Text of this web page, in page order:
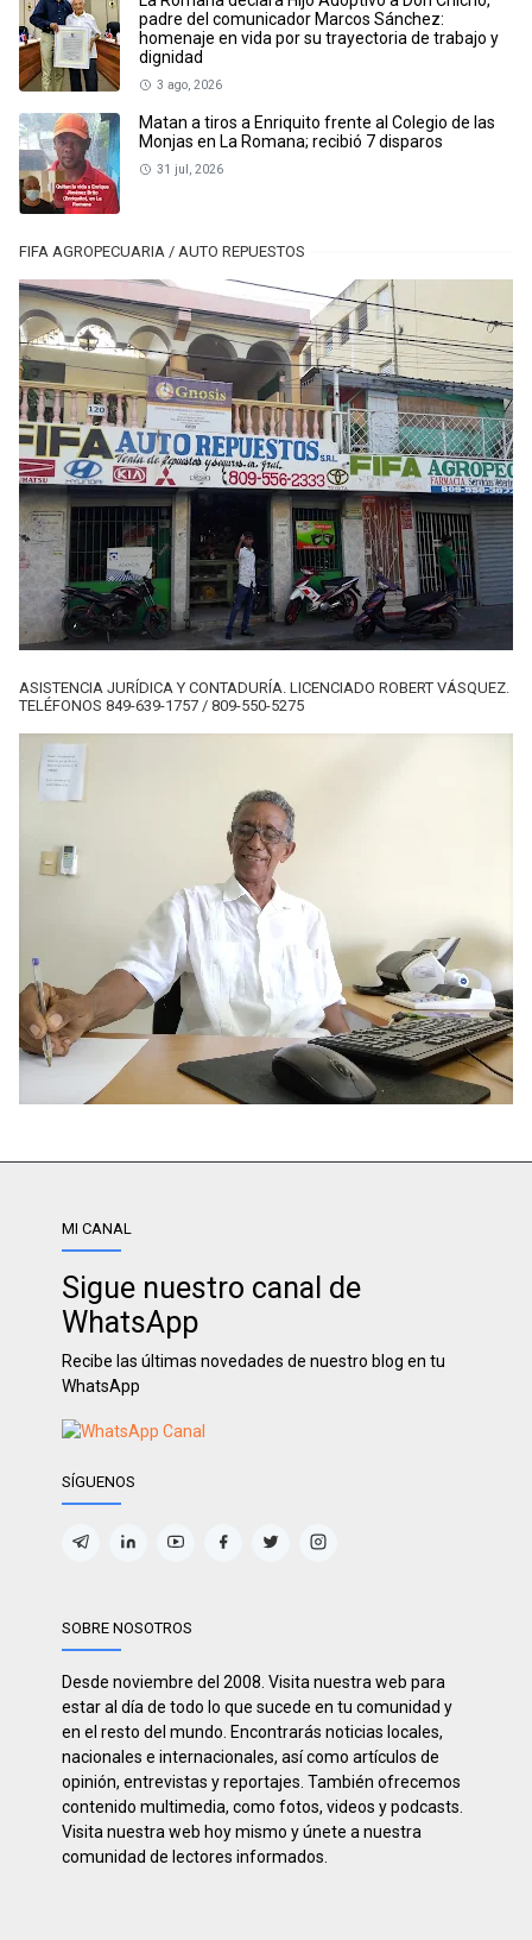
padre del comunicador Marcos Sánchez:
homenaje en vida por su trayectoria de trabajo y
dignidad
3 ago, 2026
Matan a tiros a Enriquito frente al Colegio de las
Monjas en La Romana; recibió 7 disparos
31 jul, 2026
FIFA AGROPECUARIA / AUTO REPUESTOS
ASISTENCIA JURÍDICA Y CONTADURÍA. LICENCIADO ROBERT VÁSQUEZ.
TELÉFONOS 849-639-1757 / 809-550-5275
MI CANAL
Sigue nuestro canal de
WhatsApp
Recibe las últimas novedades de nuestro blog en tu
WhatsApp
SÍGUENOS
SOBRE NOSOTROS
Desde noviembre del 2008. Visita nuestra web para
estar al día de todo lo que sucede en tu comunidad y
en el resto del mundo. Encontrarás noticias locales,
nacionales e internacionales, así como artículos de
opinión, entrevistas y reportajes. También ofrecemos
contenido multimedia, como fotos, videos y podcasts.
Visita nuestra web hoy mismo y únete a nuestra
comunidad de lectores informados.